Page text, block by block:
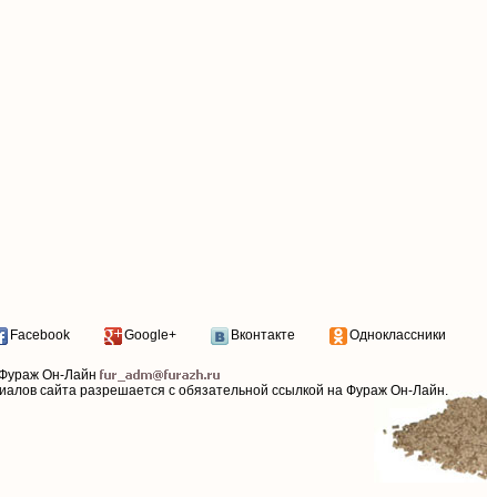
Facebook Google+ Вконтакте Одноклассники
Он-Лайн
сайта разрешается с обязательной ссылкой на Фураж Он-Лайн.